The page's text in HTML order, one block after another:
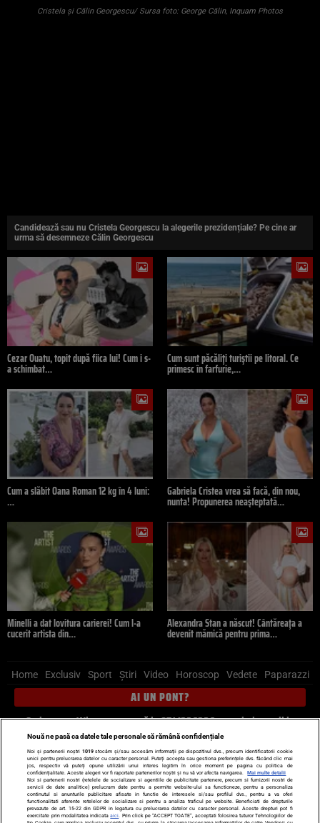
Cristela și Călin Georgescu/ Sursa foto: George Călin, Inquam Photos
Candidează sau nu Cristela Georgescu la alegerile prezidențiale? Pe cine ar
urma să desemneze Călin Georgescu
Cezar Ouatu, topit după fiica lui! Cum i s-
a schimbat…
Cum sunt păcăliți turiștii pe litoral. Ce
primesc în farfurie,…
Cum a slăbit Oana Roman 12 kg în 4 luni:
…
Gabriela Cristea vrea să facă, din nou,
nunta! Propunerea neașteptată…
Minelli a dat lovitura carierei! Cum l-a
cucerit artista din…
Alexandra Stan a născut! Cântăreața a
devenit mămică pentru prima…
Home Exclusiv Sport Știri Video Horoscop Vedete Paparazzi
AI UN PONT?
Scrie-ne pe Whatsapp, sună la 0741226226 sau trimite mail la
pont@cancan.ro
Știri interne Știri externe
Politică
Ultimele stiri
Diete Insula Iubirii Dictionar de vise
LIFE STYLE
Horoscop
Nouă ne pasă ca datele tale personale să rămână confidențiale
Noi și partenerii noștri 1019stocăm și/sau accesăm informații pe dispozitivul dvs., precum identificatorii cookie
unici pentru prelucrarea datelor cu caracter personal. Puteți accepta sau gestiona preferințele dvs. făcând clic mai
jos, respectiv vă puteți opune utilizării unui interes legitim în orice moment pe pagina cu politica de
confidențialitate. Aceste alegeri vor fi raportate partenerilor noștri și nu vă vor afecta navigarea.
Mai multe detalii
Noi si partenerii nostri (retelele de socializare si agentiile de publicitate partenere, precum si furnizorii nostri de
servicii de date analitice) prelucram date pentru a permite website-ului sa functioneze, pentru a personaliza
continutul si anunturile publicitare afisate in functie de interesele si/sau profilul dvs., pentru a va oferi
functionalitati aferente retelelor de socializare si pentru a analiza traficul pe website. Beneficiati de drepturile
prevazute de art. 15-22 din GDPR in legatura cu prelucrarea datelor cu caracter personal. Aceste drepturi pot fi
exercitate prin modalitatea indicataaici . Prin click pe “ACCEPT TOATE”, acceptati folosirea tuturor Tehnologiilor de